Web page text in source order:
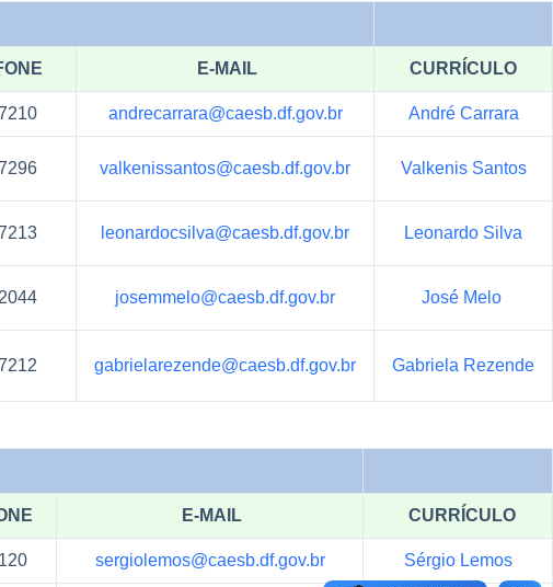
E-MAIL CURRÍCULO
andrecarrara@caesb.df.gov.br André Carrara
valkenissantos@caesb.df.gov.br Valkenis Santos
leonardocsilva@caesb.df.gov.br Leonardo Silva
josemmelo@caesb.df.gov.br José Melo
gabrielarezende@caesb.df.gov.br Gabriela Rezende
E-MAIL CURRÍCULO
sergiolemos@caesb.df.gov.br Sérgio Lemos